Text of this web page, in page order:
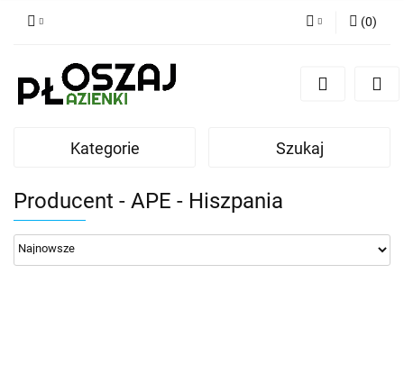
Zgody cookies
(0)
Kategorie Szukaj
Producent - APE - Hiszpania